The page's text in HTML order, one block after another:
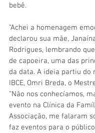
bebê.
“Achei a homenagem
declarou sua mãe,
Rodrigues, lembrando
de capoeira, uma das
da data. A ideia partiu do
IBCE, Omri Breda, o
“Não nos conhecíamos,
evento na Clínica da
Associação, me falaram
faz eventos para o